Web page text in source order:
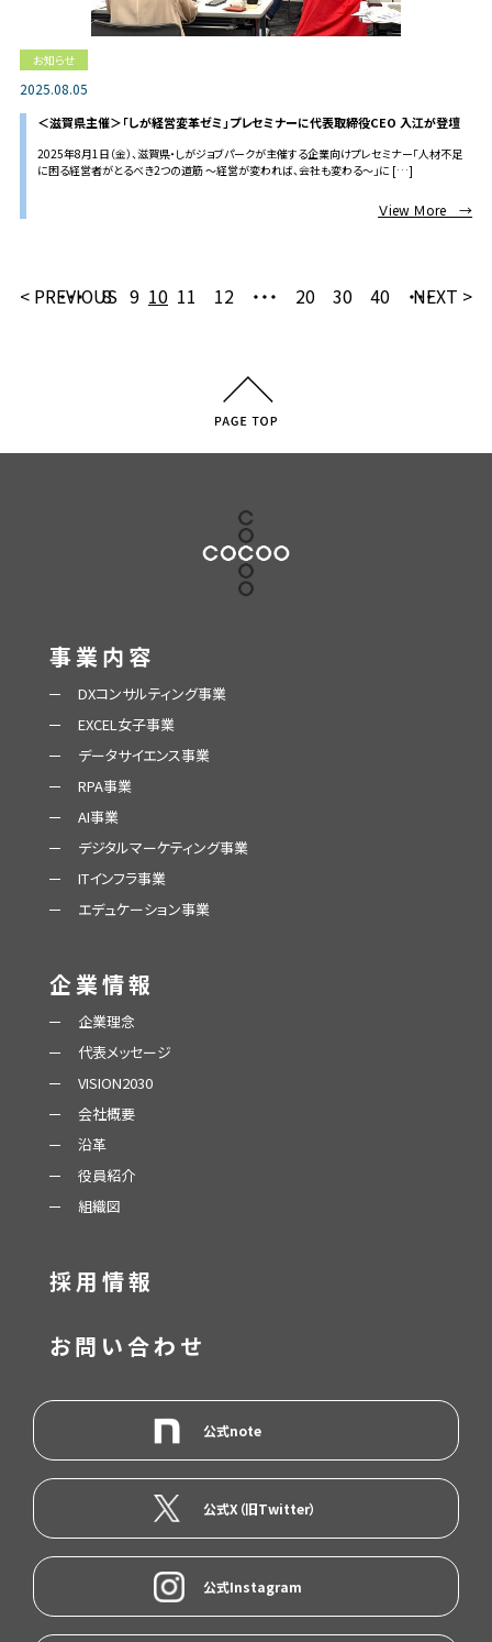
お知らせ
2025.08.05
＜滋賀県主催＞「しが経営変革ゼミ」プレセミナーに代表取締役CEO 入江が登壇
2025年8月1日（金）、滋賀県・しがジョブパークが主催する企業向けプレセミナー「人材不足
に困る経営者がとるべき2つの道筋 ～経営が変われば、会社も変わる～」に […]
Ｖiew Ｍore →
< PREVIOUS
・・・ 8 9 10 11 12 ・・・ 20 30 40 ・・・
NEXT >
事業内容
DXコンサルティング事業
EXCEL女子事業
データサイエンス事業
RPA事業
AI事業
デジタルマーケティング事業
ITインフラ事業
エデュケーション事業
企業情報
企業理念
代表メッセージ
VISION2030
会社概要
沿革
役員紹介
組織図
採用情報
お問い合わせ
公式note
公式X（旧Twitter）
公式Instagram